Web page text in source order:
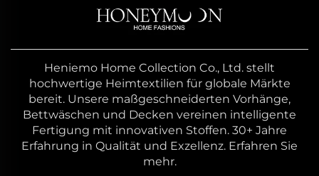
Heniemo Home Collection Co., Ltd. stellt
hochwertige Heimtextilien für globale Märkte
bereit. Unsere maßgeschneiderten Vorhänge,
Bettwäschen und Decken vereinen intelligente
Fertigung mit innovativen Stoffen. 30+ Jahre
Erfahrung in Qualität und Exzellenz. Erfahren Sie
mehr.